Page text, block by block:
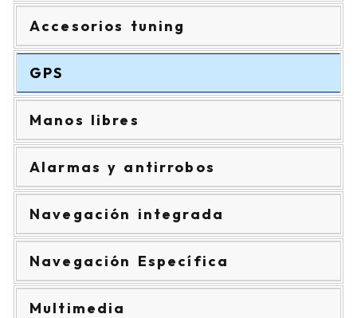
Accesorios tuning
GPS
Manos libres
Alarmas y antirrobos
Navegación integrada
Navegación Específica
Multimedia